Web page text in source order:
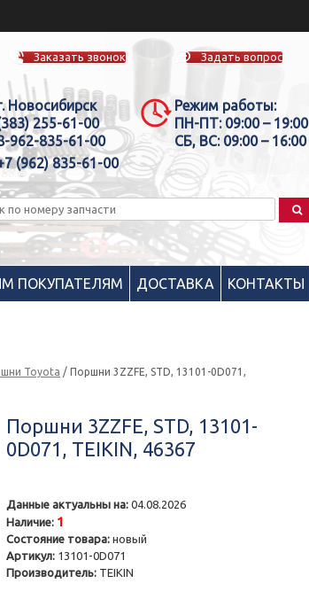
Заказать звонок Задать вопрос
Новосибирск
255-61-00
962-835-61-00
(962) 835-61-00
Режим работы:
ПН-ПТ: 09:00 – 19:00
СБ, ВС: 09:00 – 16:00
ПОКУПАТЕЛЯМ ДОСТАВКА КОНТАКТЫ
Toyota / Поршни 3ZZFE, STD, 13101-0D071,
Поршни 3ZZFE, STD, 13101-
0D071, TEIKIN, 46367
Данные актуальны на: 04.08.2026
Наличие: 1
Состояние товара: новый
Артикул: 13101-0D071
Производитель: TEIKIN